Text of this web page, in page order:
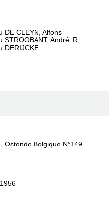
DE CLEYN, Alfons
André. R.
DERIJCKE
Ostende Belgique N°149